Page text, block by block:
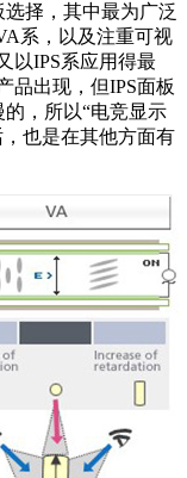
择，其中最为广泛
系，以及注重可视
以IPS系应用得最
品出现，但IPS面板
，所以“电竞显示
也是在其他方面有